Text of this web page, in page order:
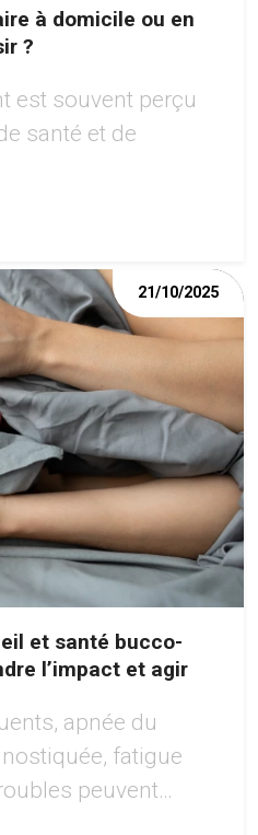
à domicile ou en
?
est souvent perçu
santé et de
et santé bucco-
l’impact et agir
21/10/2025
apnée du
fatigue
peuvent